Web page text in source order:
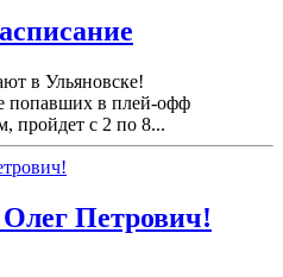
в Ульяновске!
попавших в плей-офф
пройдет с 2 по 8...
Петрович!